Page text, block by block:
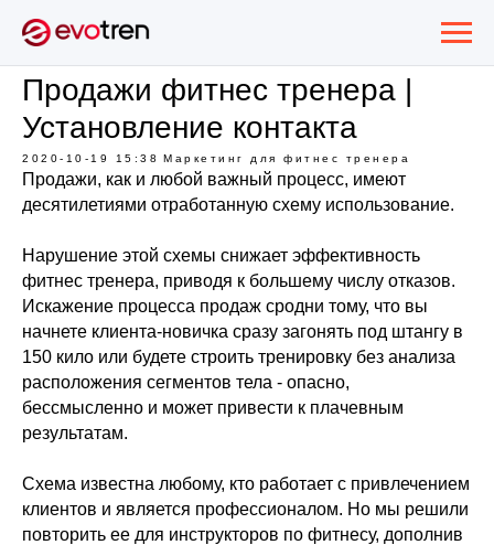
Продажи фитнес тренера |
Установление контакта
2020-10-19 15:38 Маркетинг для фитнес тренера
Продажи, как и любой важный процесс, имеют
десятилетиями отработанную схему использование.
Нарушение этой схемы снижает эффективность
фитнес тренера, приводя к большему числу отказов.
Искажение процесса продаж сродни тому, что вы
начнете клиента-новичка сразу загонять под штангу в
150 кило или будете строить тренировку без анализа
расположения сегментов тела - опасно,
бессмысленно и может привести к плачевным
результатам.
Схема известна любому, кто работает с привлечением
клиентов и является профессионалом. Но мы решили
повторить ее для инструкторов по фитнесу, дополнив